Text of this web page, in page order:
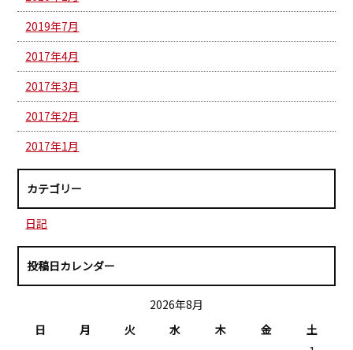
2019年7月
2017年4月
2017年3月
2017年2月
2017年1月
カテゴリー
日記
投稿日カレンダー
2026年8月
日
月 火 水 木 金
土